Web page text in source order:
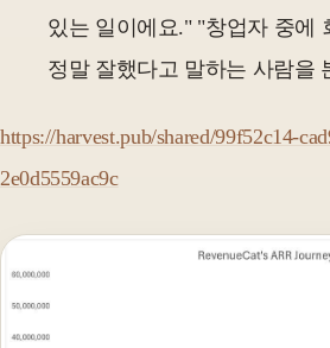
있는 일이에요." "창업자 중에
정말 잘했다고 말하는 사람을
https://harvest.pub/shared/99f52c14-
2e0d5559ac9c